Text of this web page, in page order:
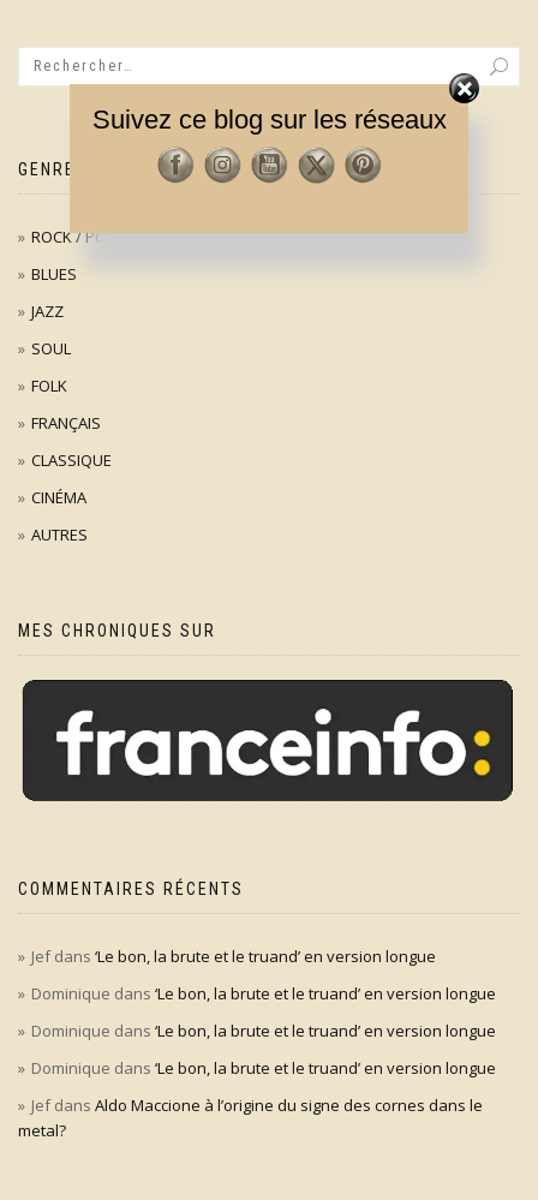
GENRES MUSICAUX
ROCK / POP
BLUES
JAZZ
SOUL
FOLK
FRANÇAIS
CLASSIQUE
CINÉMA
AUTRES
MES CHRONIQUES SUR
COMMENTAIRES RÉCENTS
Jefdans ‘Le bon, la brute et le truand’ en version longue
Dominique dans ‘Le bon, la brute et le truand’ en version longue
Dominique dans ‘Le bon, la brute et le truand’ en version longue
Dominique dans ‘Le bon, la brute et le truand’ en version longue
Jefdans Aldo Maccione à l’origine du signe des cornes dans le
metal?
Suivez ce blog sur les réseaux